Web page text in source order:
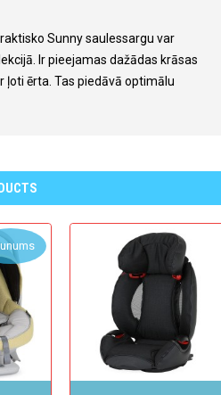
Sunny saulessargu var
Ir pieejamas dažādas krāsas
ērta. Tas piedāvā optimālu